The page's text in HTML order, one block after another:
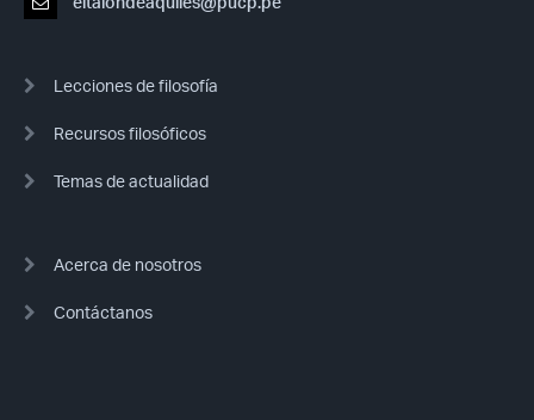
Lecciones de filosofía
Recursos filosóficos
Temas de actualidad
Acerca de nosotros
Contáctanos